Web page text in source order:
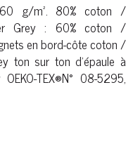
g/m². 80% coton /
Grey : 60% coton /
en bord-côtecoton /
ton sur ton d'épaule à
TEX®N° 08-5295,